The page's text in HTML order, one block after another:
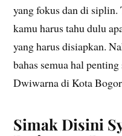
yang fokus dan di siplin.
kamu harus tahu dulu
yang harus disiapkan.
bahas semua hal
Dwiwarna di Kota
Simak Disini